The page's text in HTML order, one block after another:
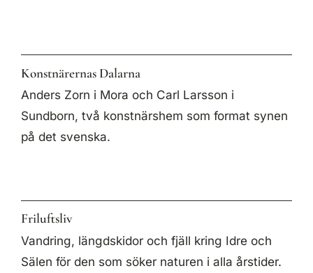
Konstnärernas Dalarna
Anders Zorn i Mora och Carl Larsson i
Sundborn, två konstnärshem som format synen
på det svenska.
Friluftsliv
Vandring, längdskidor och fjäll kring Idre och
Sälen för den som söker naturen i alla årstider.